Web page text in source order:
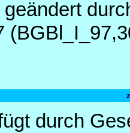
geändert
durch